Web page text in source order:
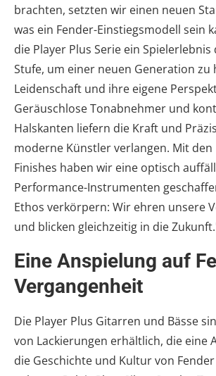
brachten, setzten wir einen neuen
was ein Fender-Einstiegsmodell sein
die Player Plus Serie ein
Stufe, um einer neuen Generation zu
Leidenschaft und ihre eigene
Geräuschlose Tonabnehmer und
Halskanten liefern die Kraft und
moderne Künstler verlangen. Mit den
Finishes haben wir eine optisch
Performance-Instrumenten
Ethos verkörpern: Wir ehren unsere
und blicken gleichzeitig in die
Eine Anspielung auf
Vergangenheit
Die Player Plus Gitarren und Bässe
von Lackierungen erhältlich, die eine
die Geschichte und Kultur von